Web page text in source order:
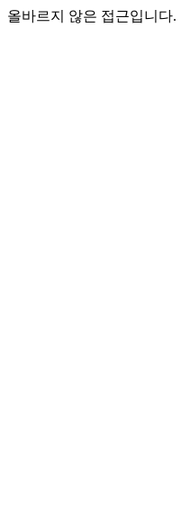
올바르지 않은 접근입니다.